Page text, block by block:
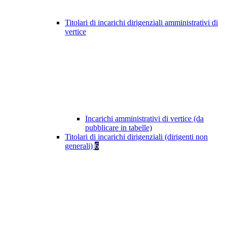
Titolari di incarichi dirigenziali amministrativi di
vertice
Incarichi amministrativi di vertice (da
pubblicare in tabelle)
Titolari di incarichi dirigenziali (dirigenti non
generali) 6